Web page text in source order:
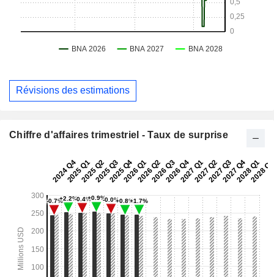
Révisions des estimations
Chiffre d'affaires trimestriel - Taux de surprise